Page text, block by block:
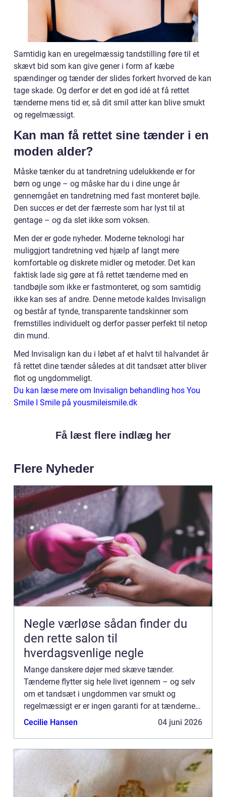
Samtidig kan en uregelmæssig tandstilling føre til et
skævt bid som kan give gener i form af kæbe
spændinger og tænder der slides forkert hvorved de kan
tage skade. Og derfor er det en god idé at få rettet
tænderne mens tid er, så dit smil atter kan blive smukt
og regelmæssigt.
Kan man få rettet sine tænder i en
moden alder?
Måske tænker du at tandretning udelukkende er for
børn og unge – og måske har du i dine unge år
gennemgået en tandretning med fast monteret bøjle.
Den succes er det der færreste som har lyst til at
gentage – og da slet ikke som voksen.
Men der er gode nyheder. Moderne teknologi har
muliggjort tandretning ved hjælp af langt mere
komfortable og diskrete midler og metoder. Det kan
faktisk lade sig gøre at få rettet tænderne med en
tandbøjle som ikke er fastmonteret, og som samtidig
ikke kan ses af andre. Denne metode kaldes Invisalign
og består af tynde, transparente tandskinner som
fremstilles individuelt og derfor passer perfekt til netop
din mund.
Med Invisalign kan du i løbet af et halvt til halvandet år
få rettet dine tænder således at dit tandsæt atter bliver
flot og ungdommeligt.
Du kan læse mere om Invisalign behandling hos You
Smile I Smile på yousmileismile.dk
Få læst flere indlæg her
Flere Nyheder
Negle værløse sådan finder du
den rette salon til
hverdagsvenlige negle
Mange danskere døjer med skæve tænder.
Tænderne flytter sig hele livet igennem – og selv
om et tandsæt i ungdommen var smukt og
regelmæssigt er er ingen garanti for at tænderne
bliver på deres pl...
Cecilie Hansen 04 juni 2026